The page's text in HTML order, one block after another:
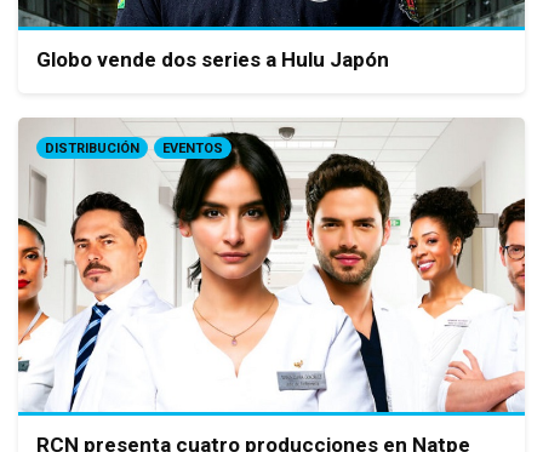
Globo vende dos series a Hulu Japón
DISTRIBUCIÓN EVENTOS
RCN presenta cuatro producciones en Natpe